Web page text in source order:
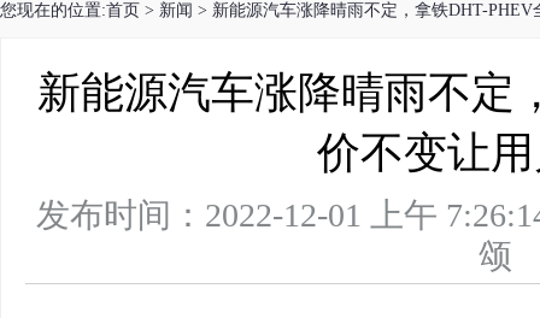
您现在的位置:首页 > 新闻 > 新能源汽车涨降晴雨不定，拿铁DHT-
新能源汽车涨降晴雨不定
价不变让
发布时间：2022-12-01 上午